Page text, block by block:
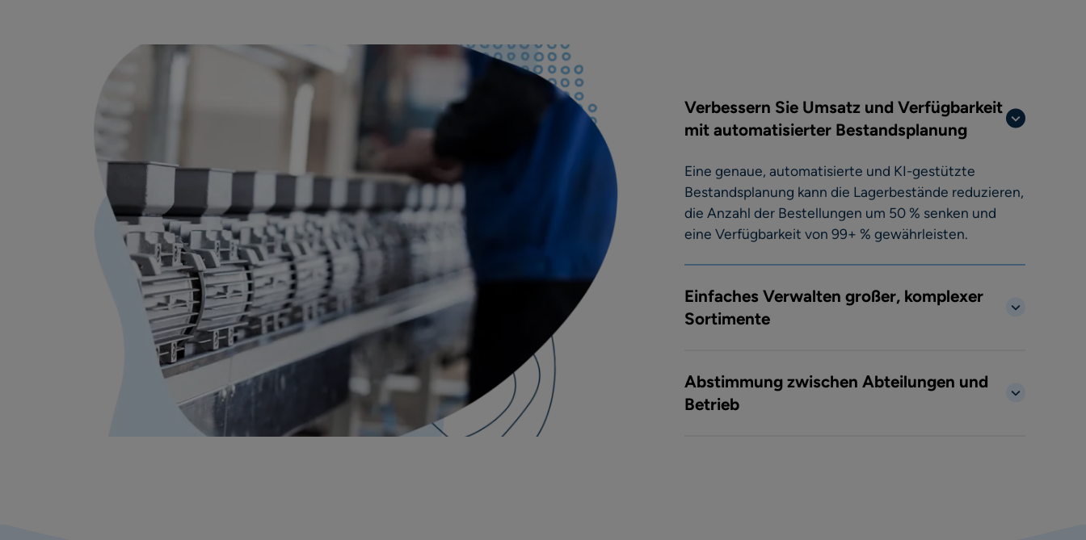
Verbessern Sie Umsatz und Verfügbarkeit
mit automatisierter Bestandsplanung
Eine genaue, automatisierte und KI-gestützte
Bestandsplanung kann die Lagerbestände reduzieren,
die Anzahl der Bestellungen um 50 % senken und
eine Verfügbarkeit von 99+ % gewährleisten.
Einfaches Verwalten großer, komplexer
Sortimente
Abstimmung zwischen Abteilungen und
Betrieb